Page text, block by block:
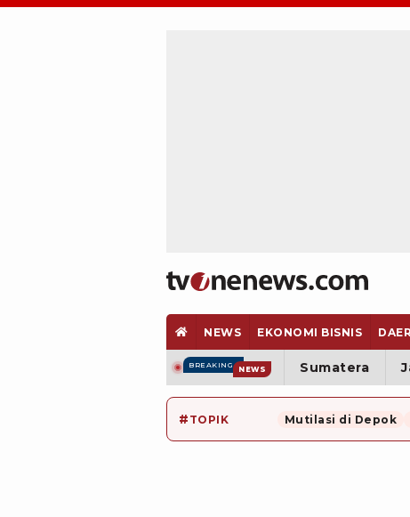
NEWS EKONOMI BISNIS
BREAKING NEWS Sumatera
# TOPIK Mutilasi di Depok